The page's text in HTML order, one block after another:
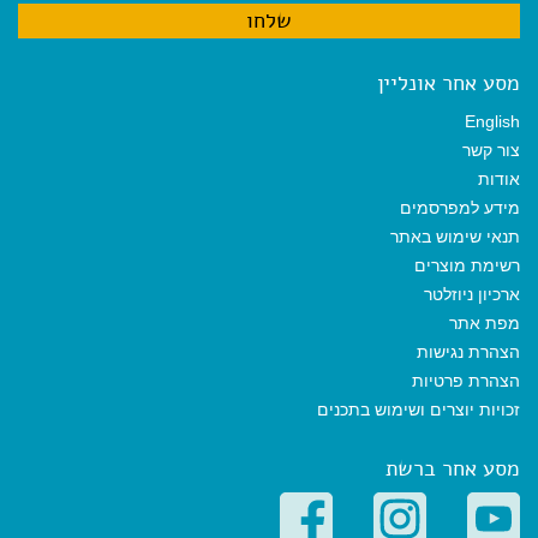
מסע אחר אונליין
English
צור קשר
אודות
מידע למפרסמים
תנאי שימוש באתר
רשימת מוצרים
ארכיון ניוזלטר
מפת אתר
הצהרת נגישות
הצהרת פרטיות
זכויות יוצרים ושימוש בתכנים
מסע אחר ברשת